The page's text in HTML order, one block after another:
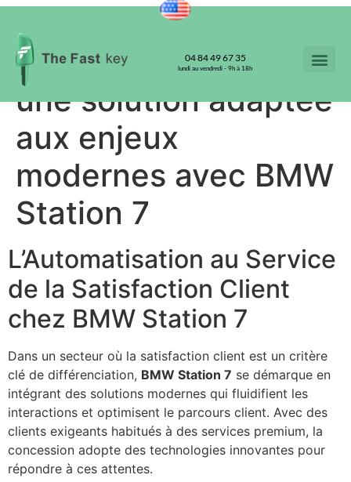
04 84 49 67 35
lundi au vendredi - 9h à 18h
La gestion
intelligente des clés :
une solution adaptée
aux enjeux
modernes avec BMW
Station 7
L’Automatisation au Service
de la Satisfaction Client
chez BMW Station 7
Dans un secteur où la satisfaction client est un critère
clé de différenciation, BMW Station 7 se démarque en
intégrant des solutions modernes qui fluidifient les
interactions et optimisent le parcours client. Avec des
clients exigeants habitués à des services premium, la
concession adopte des technologies innovantes pour
répondre à ces attentes.